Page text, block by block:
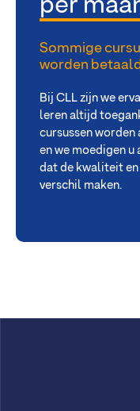
per
Sommige
worden
Bij CLL zijn we
leren altijd
cursussen worden
en we moedigen u
dat de kwaliteit
verschil maken.